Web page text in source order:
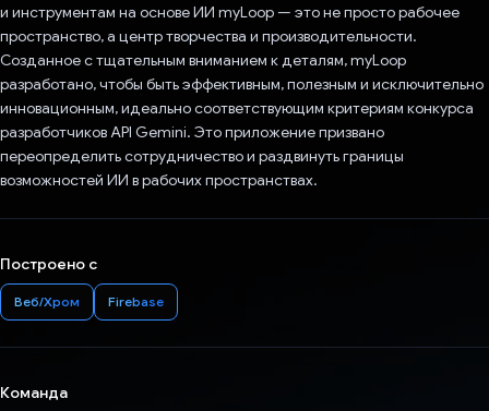
и инструментам на основе ИИ myLoop — это не просто рабочее
пространство, а центр творчества и производительности.
Созданное с тщательным вниманием к деталям, myLoop
разработано, чтобы быть эффективным, полезным и исключительно
инновационным, идеально соответствующим критериям конкурса
разработчиков API Gemini. Это приложение призвано
переопределить сотрудничество и раздвинуть границы
возможностей ИИ в рабочих пространствах.
Построено с
Веб/Хром Firebase
Команда